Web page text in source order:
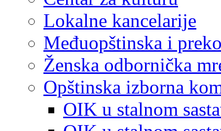
Lokalne kancelarije
Međuopštinska i
Ženska odbornička
Opštinska izborna
OIK u stalnom